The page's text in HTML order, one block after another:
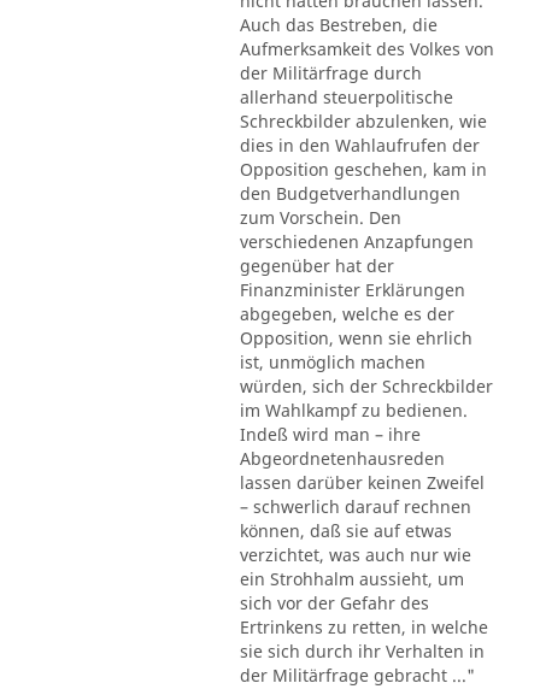
Auch das Bestreben, die
Aufmerksamkeit des Volkes von
der Militärfrage durch
allerhand steuerpolitische
Schreckbilder abzulenken, wie
dies in den Wahlaufrufen der
Opposition geschehen, kam in
den Budgetverhandlungen
zum Vorschein. Den
verschiedenen Anzapfungen
gegenüber hat der
Finanzminister Erklärungen
abgegeben, welche es der
Opposition, wenn sie ehrlich
ist, unmöglich machen
würden, sich der Schreckbilder
im Wahlkampf zu bedienen.
Indeß wird man – ihre
Abgeordnetenhausreden
lassen darüber keinen Zweifel
– schwerlich darauf rechnen
können, daß sie auf etwas
verzichtet, was auch nur wie
ein Strohhalm aussieht, um
sich vor der Gefahr des
Ertrinkens zu retten, in welche
sie sich durch ihr Verhalten in
der Militärfrage gebracht ..."